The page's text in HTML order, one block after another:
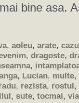
bine asa.
, aoleu, arate,
, dragoste,
,
, Lucian, multe,
, rezista, rostul,
, sute, tocmai,